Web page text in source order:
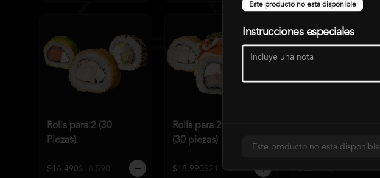
Rolls para 2 (30
Piezas)
$16.490$18.590
Rolls para 2 Premium
(30 piezas)
$18.990$21.586 $18.990 $19.490
Este producto no esta disponible
Instrucciones especiales
Este producto no esta disponible